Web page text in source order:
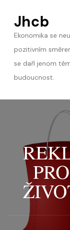
Jhcb
Ekonomika se
pozitivním
se daří jenom
budoucnost.